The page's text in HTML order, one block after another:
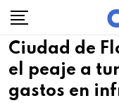
Skip
content
Ciudad de
el peaje a
gastos en